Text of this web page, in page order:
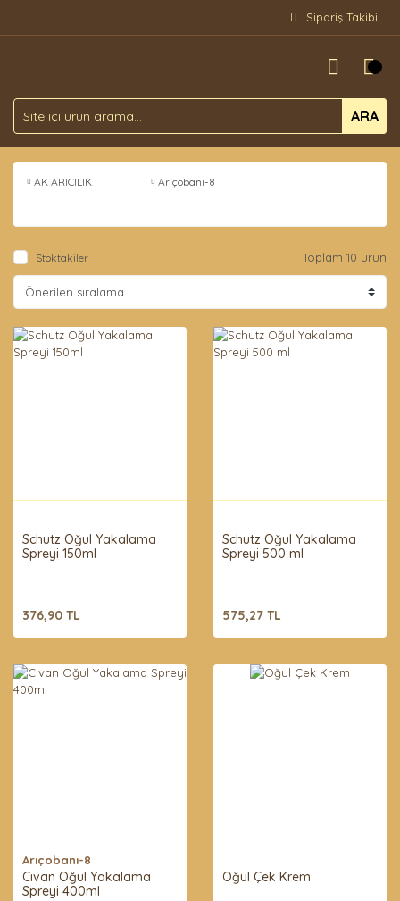
Sipariş Takibi
ARA
AK ARICILIK Arıçobanı-8
Stoktakiler Toplam 10 ürün
Schutz Oğul Yakalama
Spreyi 150ml
376,90 TL
Schutz Oğul Yakalama
Spreyi 500 ml
575,27 TL
Arıçobanı-8
Civan Oğul Yakalama
Spreyi 400ml
Oğul Çek Krem